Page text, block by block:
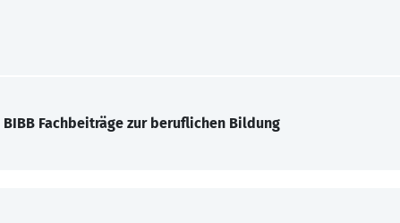
BIBB Fachbeiträge zur beruflichen Bildung